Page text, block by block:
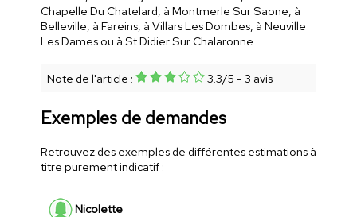
Chapelle Du Chatelard, à Montmerle Sur Saone, à
Belleville, à Fareins, à Villars Les Dombes, à Neuville
Les Dames ou à St Didier Sur Chalaronne.
Note de l'article : 3.3/5 - 3 avis
Exemples de demandes
Retrouvez des exemples de différentes estimations à
titre purement indicatif :
Nicolette